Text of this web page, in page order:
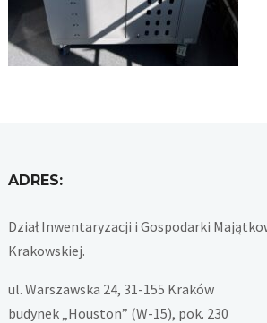
ADRES:
Dział Inwentaryzacji i Gospodarki
Krakowskiej.
ul. Warszawska 24, 31-155 Kraków
budynek „Houston” (W-15), pok. 230